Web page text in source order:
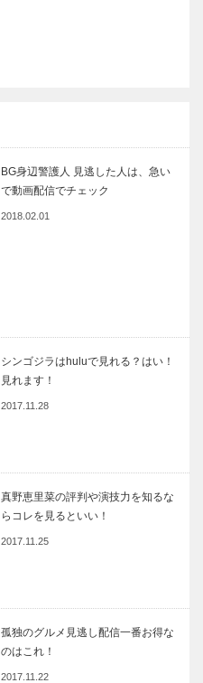
BG身辺警護人 見逃した人は、急い
で動画配信でチェック
2018.02.01
シンゴジラはhuluで見れる？はい！
見れます！
2017.11.28
真野恵里菜の評判や演技力を知るな
らコレを見るといい！
2017.11.25
孤独のグルメ見逃し配信一番お得な
のはこれ！
2017.11.22